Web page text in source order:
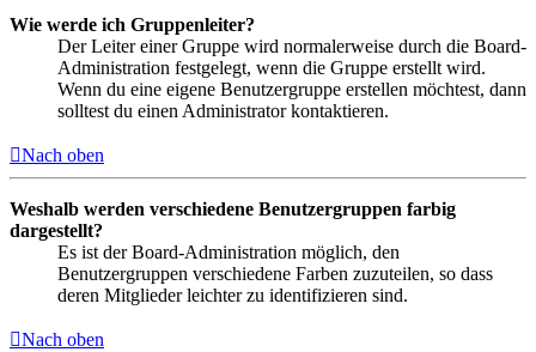
Wie werde ich Gruppenleiter?
Der Leiter einer Gruppe wird normalerweise durch die Board-
Administration festgelegt, wenn die Gruppe erstellt wird.
Wenn du eine eigene Benutzergruppe erstellen möchtest, dann
solltest du einen Administrator kontaktieren.
Nach oben
Weshalb werden verschiedene Benutzergruppen farbig
dargestellt?
Es ist der Board-Administration möglich, den
Benutzergruppen verschiedene Farben zuzuteilen, so dass
deren Mitglieder leichter zu identifizieren sind.
Nach oben